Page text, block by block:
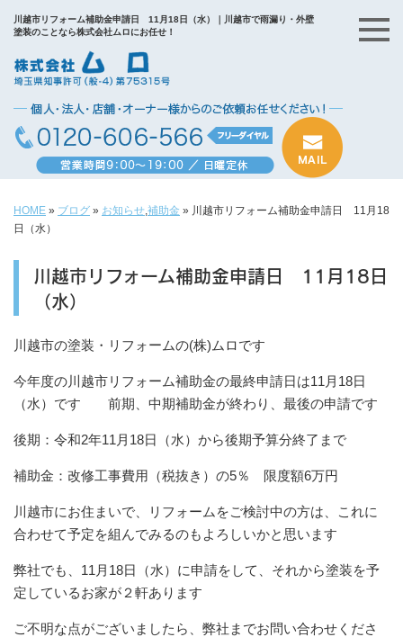
川越市リフォーム補助金申請日 11月18日（水）｜川越市で雨漏り・外壁
塗装のことなら株式会社ムロにお任せ！
HOME » ブログ » お知らせ 補助金 » 川越市リフォーム補助金申請日 11月18
日（水）
川越市リフォーム補助金申請日 11月18日
（水）
川越市の塗装・リフォームの(株)ムロです
今年度の川越市リフォーム補助金の最終申請日は11月18日
（水）です 前期、中期補助金が終わり、最後の申請です
後期：令和2年11月18日（水）から後期予算分終了まで
補助金：改修工事費用（税抜き）の5％ 限度額6万円
川越市にお住まいで、リフォームをご検討中の方は、これに
合わせて予定を組んでみるのもよろしいかと思います
弊社でも、11月18日（水）に申請をして、それから塗装を予
定しているお家が２軒あります
ご不明な点がございましたら、弊社までお問い合わせくださ